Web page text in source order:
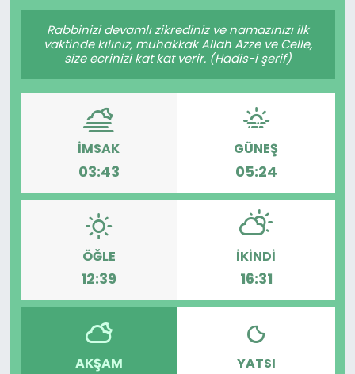
Rabbinizi devamlı zikrediniz ve namazınızı ilk
vaktinde kılınız, muhakkak Allah Azze ve Celle,
size ecrinizi kat kat verir. (Hadis-i şerif)
İMSAK
03:43
GÜNEŞ
05:24
ÖĞLE
12:39
İKINDI
16:31
AKŞAM YATSI
Gündem
KKTC
KKTC YEREL SEÇİM 2018
Kültür Sanat
Magazin
Moda
Nöbetçi Eczaneler
Otomobil Dünyası